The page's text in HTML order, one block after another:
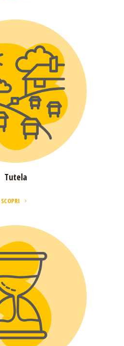
Rispetto
SCOPRI
Tutela
SCOPRI
Tutela
SCOPRI